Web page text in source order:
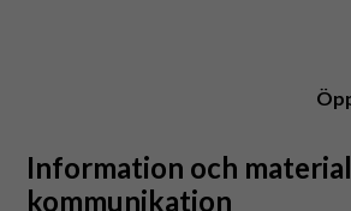
Information och
kommunikation